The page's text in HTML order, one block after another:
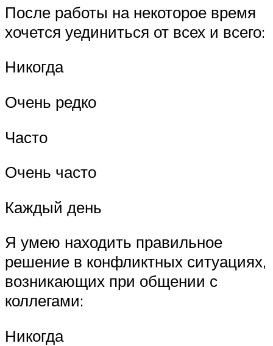
После работы на некоторое время
хочется уединиться от всех и всего:
Никогда
Очень редко
Часто
Очень часто
Каждый день
Я умею находить правильное
решение в конфликтных ситуациях,
возникающих при общении с
коллегами:
Никогда